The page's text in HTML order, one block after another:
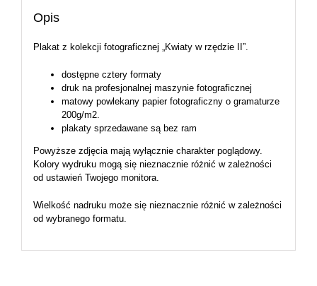
Opis
Plakat z kolekcji fotograficznej „Kwiaty w rzędzie II”.
dostępne cztery formaty
druk na profesjonalnej maszynie fotograficznej
matowy powlekany papier fotograficzny o gramaturze
200g/m2.
plakaty sprzedawane są bez ram
Powyższe zdjęcia mają wyłącznie charakter poglądowy.
Kolory wydruku mogą się nieznacznie różnić w zależności
od ustawień Twojego monitora.
Wielkość nadruku może się nieznacznie różnić w zależności
od wybranego formatu.